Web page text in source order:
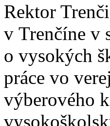
Rektor
v Trenčíne v
o vysokých
práce vo
výberového